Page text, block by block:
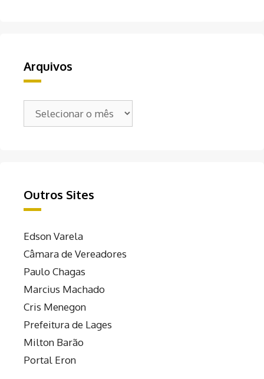
Arquivos
Arquivos
Outros Sites
Edson Varela
Câmara de Vereadores
Paulo Chagas
Marcius Machado
Cris Menegon
Prefeitura de Lages
Milton Barão
Portal Eron